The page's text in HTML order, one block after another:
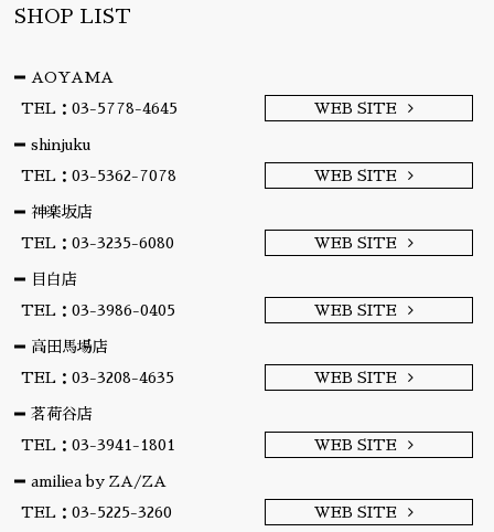
SHOP LIST
AOYAMA
TEL：03-5778-4645
WEB SITE
shinjuku
TEL：03-5362-7078
WEB SITE
神楽坂店
TEL：03-3235-6080
WEB SITE
目白店
TEL：03-3986-0405
WEB SITE
高田馬場店
TEL：03-3208-4635
WEB SITE
茗荷谷店
TEL：03-3941-1801
WEB SITE
amiliea by ZA/ZA
TEL：03-5225-3260
WEB SITE